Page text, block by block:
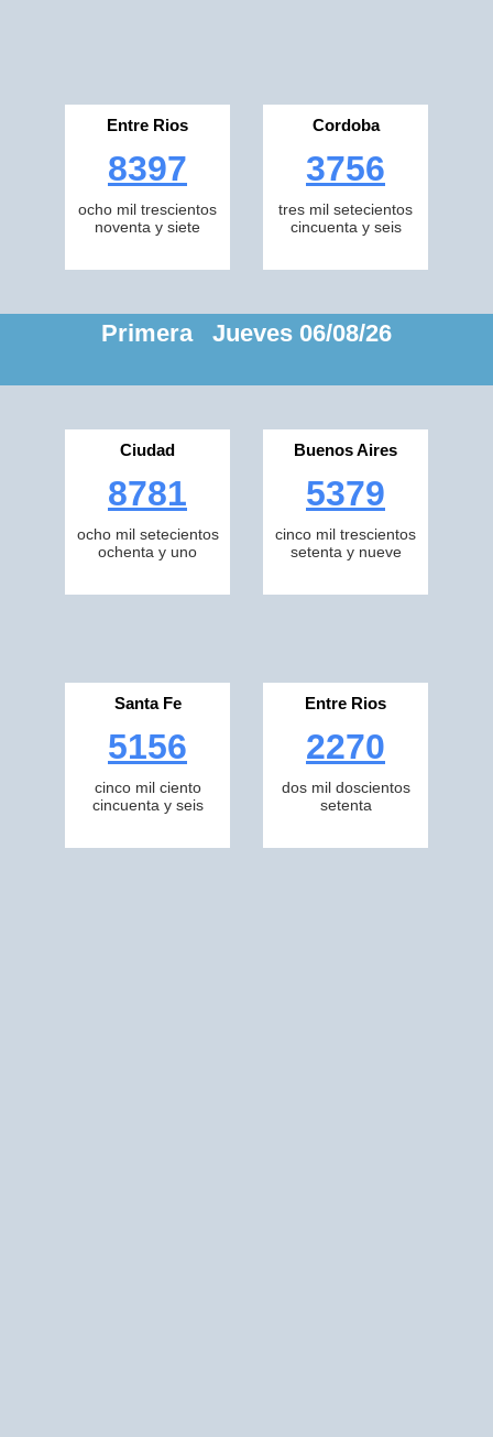
Entre Rios
8397
ocho mil trescientos
noventa y siete
Cordoba
3756
tres mil setecientos
cincuenta y seis
Primera Jueves 06/08/26
Ciudad
8781
ocho mil setecientos
ochenta y uno
Buenos Aires
5379
cinco mil trescientos
setenta y nueve
Santa Fe
5156
cinco mil ciento
cincuenta y seis
Entre Rios
2270
dos mil doscientos
setenta